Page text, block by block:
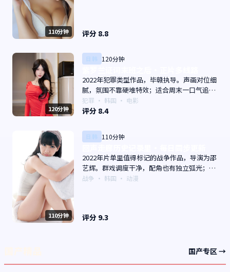
110分钟 评分 8.8
120分钟
120分钟
2022年犯罪类型作品，毕赣执导。声画对位细
腻，氛围不靠硬堆特效；适合周末一口气追
完。主演以演技派为主，适合喜欢强叙事与人
物关系的观众加入片单。
犯罪 · 韩国 · 电影
评分 8.4
110分钟
110分钟
2022年片单里值得标记的战争作品，导演为邵
艺辉。群戏调度干净，配角也有独立弧光；配
乐与画面气质统一。主演以演技派为主，适合
战争 · 韩国 · 动漫
评分 9.3
国产专区 →